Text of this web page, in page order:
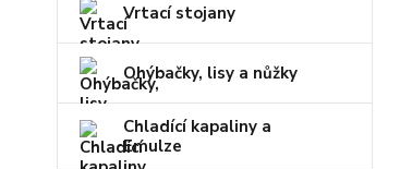
Vrtací stojany
Ohýbačky, lisy a nůžky
Chladící kapaliny a
Emulze